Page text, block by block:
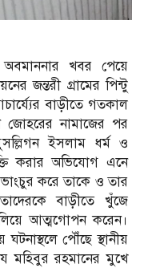
অবমাননার খবর পেয়ে
জন্তরী গ্রামের পিন্টু
বাড়ীতে গতকাল
জোহরের নামাজের পর
ইসলাম ধর্ম ও
করার অভিযোগ এনে
ভাংচুর করে তাকে ও তার
বাড়ীতে খুঁজে
আত্মগোপন করেন।
পৌঁছে স্থানীয়
মহিবুর রহমানের মুখে